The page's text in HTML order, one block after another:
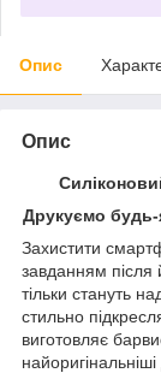
Опис
Опис
Друкуємо будь-
Захистити
завданням після
тільки стануть
стильно
виготовляє